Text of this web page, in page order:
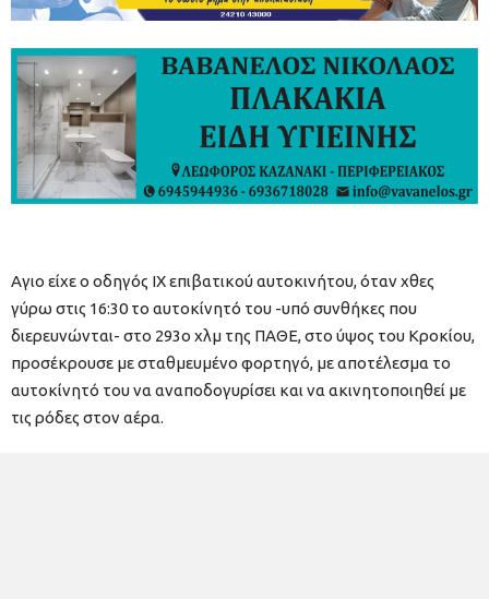
Αγιο είχε ο οδηγός ΙΧ επιβατικού αυτοκινήτου, όταν χθες
γύρω στις 16:30 το αυτοκίνητό του -υπό συνθήκες που
διερευνώνται- στο 293ο χλμ της ΠΑΘΕ, στο ύψος του Κροκίου,
προσέκρουσε με σταθμευμένο φορτηγό, με αποτέλεσμα το
αυτοκίνητό του να αναποδογυρίσει και να ακινητοποιηθεί με
τις ρόδες στον αέρα.